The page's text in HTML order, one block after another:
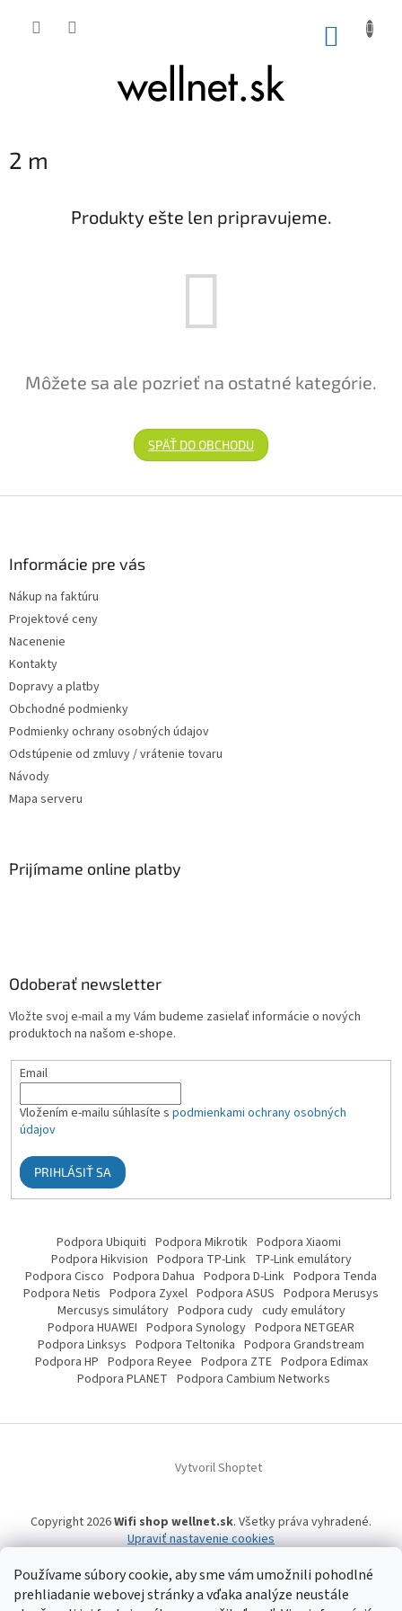
Používame súbory cookie, aby sme vám umožnili pohodlné
prehliadanie webovej stránky a vďaka analýze neustále
2 m
Produkty ešte len pripravujeme.
Môžete sa ale pozrieť na ostatné kategórie.
SPÄŤ DO OBCHODU
Informácie pre vás
Nákup na faktúru
Projektové ceny
Nacenenie
Kontakty
Dopravy a platby
Obchodné podmienky
Podmienky ochrany osobných údajov
Odstúpenie od zmluvy / vrátenie tovaru
Návody
Mapa serveru
Prijímame online platby
Odoberať newsletter
Vložte svoj e-mail a my Vám budeme zasielať informácie o nových
produktoch na našom e-shope.
Email
Vložením e-mailu súhlasíte s podmienkami ochrany osobných
údajov
PRIHLÁSIŤ SA
Podpora Ubiquiti Podpora Mikrotik Podpora Xiaomi
Podpora Hikvision Podpora TP-Link TP-Link emulátory
Podpora Cisco Podpora Dahua Podpora D-Link Podpora Tenda
Podpora Netis Podpora Zyxel Podpora ASUS Podpora Merusys
Mercusys simulátory Podpora cudy cudy emulátory
Podpora HUAWEI Podpora Synology Podpora NETGEAR
Podpora Linksys Podpora Teltonika Podpora Grandstream
Podpora HP Podpora Reyee Podpora ZTE Podpora Edimax
Podpora PLANET Podpora Cambium Networks
Vytvoril Shoptet
Copyright 2026Wifi shop wellnet.sk. Všetky práva vyhradené.
Upraviť nastavenie cookies
Wifi shop wellnet.sk prevádzkuje spoločnosť WELLNET, s.r.o.,IČO: 36484610,